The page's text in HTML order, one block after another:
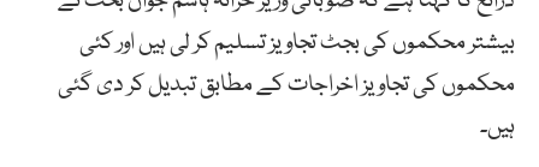
بیشتر محکموں کی بجٹ تجاویز تسلیم کر لی ہیں اور کئی
محکموں کی تجاویز اخراجات کے مطابق تبدیل کر دی گئی
ہیں۔